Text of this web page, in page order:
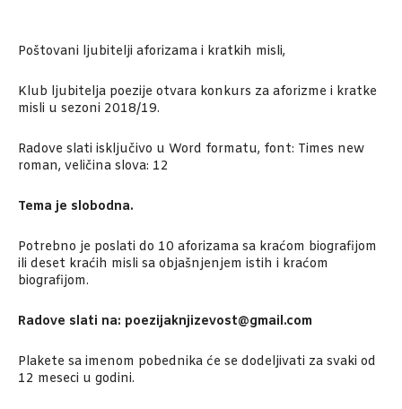
Poštovani ljubitelji aforizama i kratkih misli,
Klub ljubitelja poezije otvara konkurs za aforizme i kratke
misli u sezoni 2018/19.
Radove slati isključivo u Word formatu, font: Times new
roman, veličina slova: 12
Tema je slobodna.
Potrebno je poslati do 10 aforizama sa kraćom biografijom
ili deset kraćih misli sa objašnjenjem istih i kraćom
biografijom.
Radove slati na: poezijaknjizevost@gmail.com
Plakete sa imenom pobednika će se dodeljivati za svaki od
12 meseci u godini.